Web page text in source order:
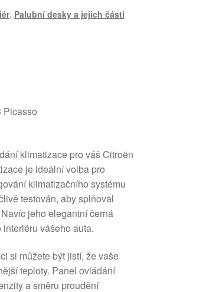
, Palubní desky a jejich části
Picasso
klimatizace pro váš Citroën
je ideální volba pro
klimatizačního systému
testován, aby splňoval
jeho elegantní černá
vášeho auta.
si můžete být jistí, že vaše
teploty. Panel ovládání
a směru proudění